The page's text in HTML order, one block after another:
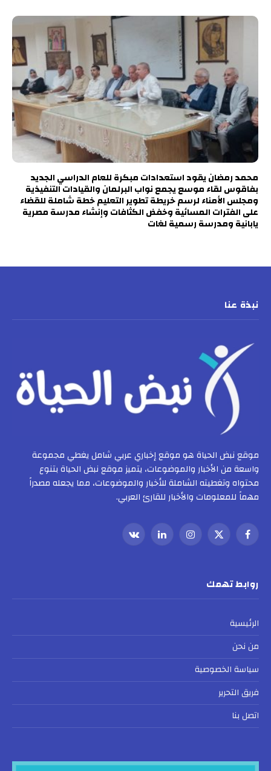
محمد رمضان يقود استعدادات مبكرة للعام الدراسي الجديد
بفاقوس لقاء موسع يجمع نواب البرلمان والقيادات التنفيذية
ومجلس الأمناء لرسم خريطة تطوير التعليم خطة شاملة للقضاء
على الفترات المسائية وخفض الكثافات وإنشاء مدرسة مصرية
يابانية ومدرسة رسمية لغات
نبذة عنا
موقع نبض الحياة هو موقع إخباري عربي شامل يغطي مجموعة
واسعة من الأخبار والموضوعات، يتميز موقع نبض الحياة بتنوع
محتواه وتغطيته الشاملة للأخبار والموضوعات، مما يجعله مصدراً
مهماً للمعلومات والأخبار للقارئ العربي.
فيسبوك
X
الانستغراملينكدإنVKontakte
روابط تهمك
الرئيسية
من نحن
سياسة الخصوصية
فريق التحرير
اتصل بنا